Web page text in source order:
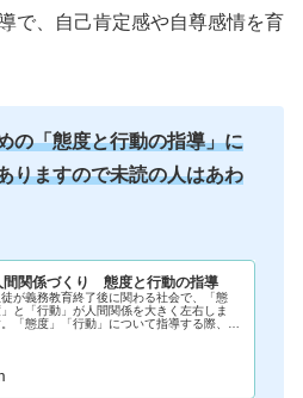
で、自己肯定感や自尊感情を育
の「態度と行動の指導」に
りますので未読の人はあわ
間関係づくり 態度と行動の指導
が義務教育終了後に関わる社会で、「態
」と「行動」が人間関係を大きく左右しま
「態度」「行動」について指導する際、意